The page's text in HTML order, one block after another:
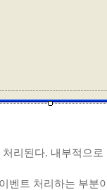
리된다. 내부적으
벤트 처리하는 부분